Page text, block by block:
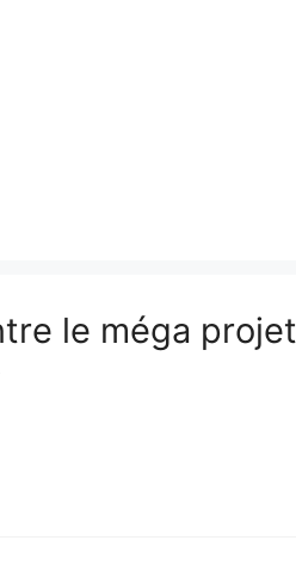
le méga projet